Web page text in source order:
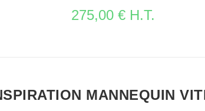
275,00 € H.T.
MANNEQUIN